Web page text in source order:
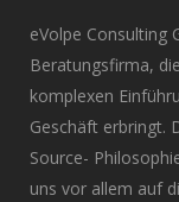
eVolpe Consulting
Beratungsfirma,
komplexen
Geschäft erbringt.
Source-
uns vor allem auf